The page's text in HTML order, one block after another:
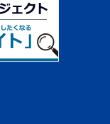
又
そ
の
し
の